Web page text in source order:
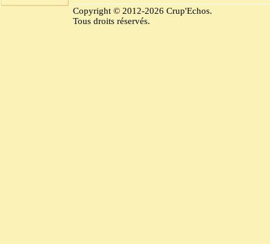
Copyright © 2012-2026 Crup'Echos.
Tous droits réservés.